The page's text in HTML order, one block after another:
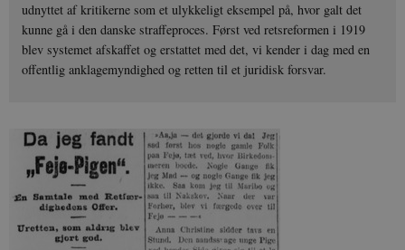
udnyttet af kritikerne som et ulykkeligt eksempel på, hvor galt det
kunne gå i den danske straffeproces. Først ved retsreformen i 1919
blev systemet afskaffet og erstattet med det, vi kender i dag med en
offentlig anklagemyndighed og retten til et juridisk forsvar.